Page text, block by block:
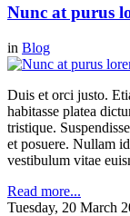
Nunc at purus
in Blog
Duis et orci justo.
habitasse platea
tristique.
et posuere. Nullam
vestibulum vitae
Read more...
Tuesday, 20 March